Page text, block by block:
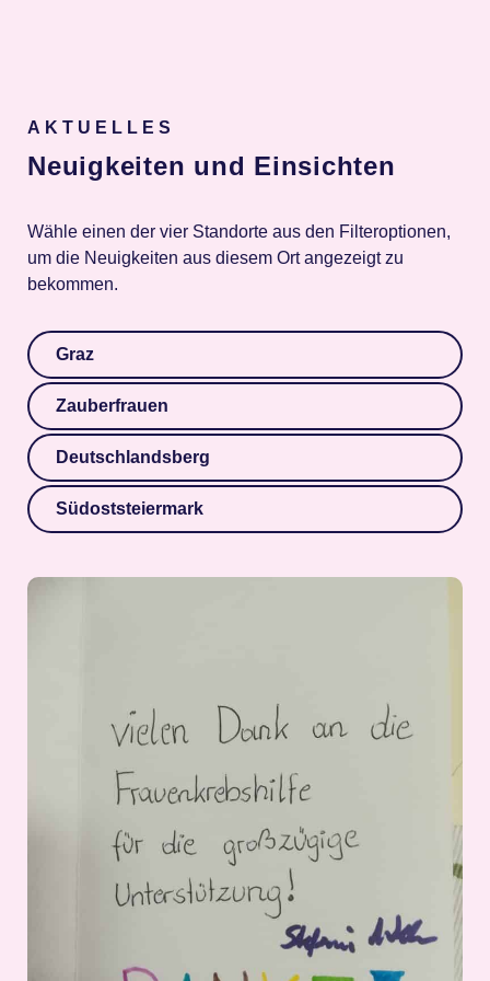
AKTUELLES
Neuigkeiten und Einsichten
Wähle einen der vier Standorte aus den Filteroptionen,
um die Neuigkeiten aus diesem Ort angezeigt zu
bekommen.
Graz
Zauberfrauen
Deutschlandsberg
Südoststeiermark